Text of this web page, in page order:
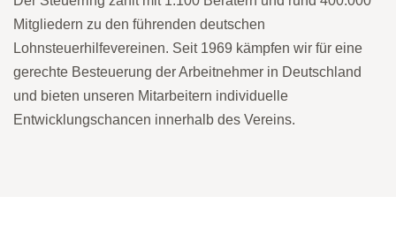
Mitgliedern zu den führenden deutschen
Lohnsteuerhilfevereinen. Seit 1969 kämpfen wir für eine
gerechte Besteuerung der Arbeitnehmer in Deutschland
und bieten unseren Mitarbeitern individuelle
Entwicklungschancen innerhalb des Vereins.